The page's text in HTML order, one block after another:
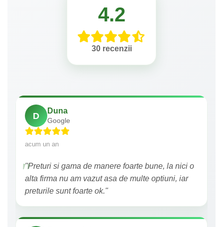
4.2
30 recenzii
D
Duna
Google
acum un an
"Preturi si gama de manere foarte bune, la nici o
alta firma nu am vazut asa de multe optiuni, iar
preturile sunt foarte ok."